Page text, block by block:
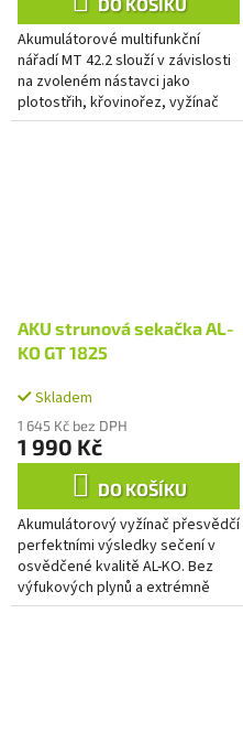
Akumulátorové multifunkční
nářadí MT 42.2 slouží v závislosti
na zvoleném nástavci jako
plotostřih, křovinořez, vyžínač
trávníku (nástavce nejsou
AKU strunová sekačka AL-
KO GT 1825
Skladem
1 645 Kč bez DPH
1 990 Kč
DO KOŠÍKU
Akumulátorový vyžínač přesvědčí
perfektními výsledky sečení v
osvědčené kvalitě AL-KO. Bez
výfukových plynů a extrémně
tichý, šikovný zahradní vyžínač na